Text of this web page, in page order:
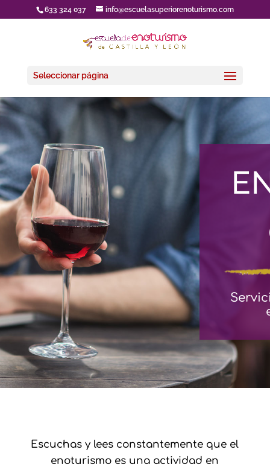
633 324 037 info@escuelasuperiorenoturismo.com
Seleccionar página
Escuchas y lees constantemente que el
enoturismo es una actividad en